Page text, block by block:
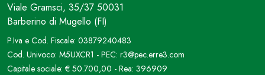
Viale Gramsci, 35/37 50031
Barberino di Mugello (FI)
P.Iva e Cod. Fiscale: 03879240483
Cod. Univoco: M5UXCR1 - PEC: r3@pec.erre3.com
Capitale sociale: € 50.700,00 - Rea: 396909